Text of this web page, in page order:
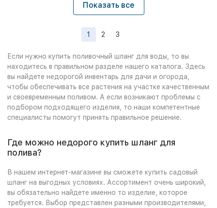
Показать все
1 2 3
Если нужно купить поливочный шланг для воды, то вы
находитесь в правильном разделе нашего каталога. Здесь
вы найдете недорогой инвентарь для дачи и огорода,
чтобы обеспечивать все растения на участке качественным
и своевременным поливом. А если возникают проблемы с
подбором подходящего изделия, то наши компетентные
специалисты помогут принять правильное решение.
Где можно недорого купить шланг для
полива?
В нашем интернет-магазине вы сможете купить садовый
шланг на выгодных условиях. Ассортимент очень широкий,
вы обязательно найдете именно то изделие, которое
требуется. Выбор представлен разными производителями,